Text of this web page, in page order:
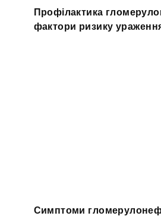
Профілактика
фактори ризику
Симптоми